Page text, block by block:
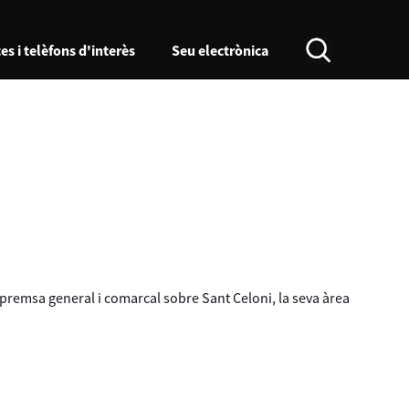
i telèfons d'interès Seu electrònica
general i comarcal sobre Sant Celoni, la seva àrea